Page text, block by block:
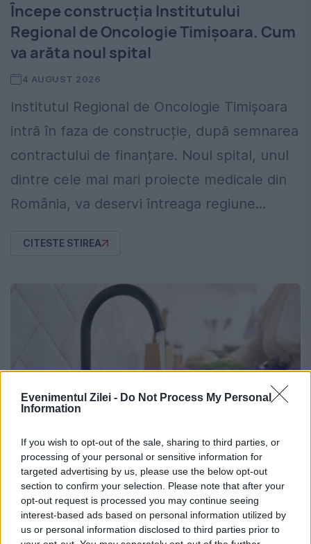
Evenimentul Zilei - Do Not Process My Personal
Information
If you wish to opt-out of the sale, sharing to third parties, or
processing of your personal or sensitive information for
targeted advertising by us, please use the below opt-out
section to confirm your selection. Please note that after your
opt-out request is processed you may continue seeing
interest-based ads based on personal information utilized by
us or personal information disclosed to third parties prior to
Începe construcția Institutului
Regional de Oncologie Timișoara. Cum
va arăta noul spital
4 AUGUST 2026
Institutul Regional de Oncologie Timișoara
intră în faza de construcție, după semnarea
contractului de finanțare. Noul spital, unul
dintre cele mai mari proiecte medicale din
România, va deservi întreaga regiune...
CITESTE STIREA
ECONOMIE
Apa și canalizarea se scumpesc în